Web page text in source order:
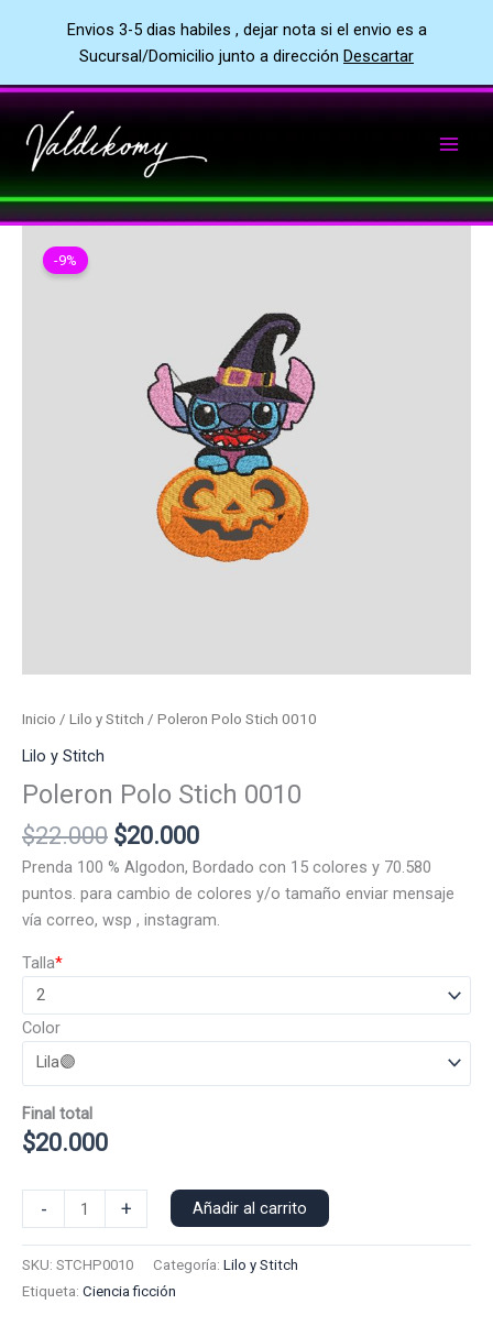
Envios 3-5 dias habiles , dejar nota si el envio es a
Sucursal/Domicilio junto a dirección Descartar
al
contenido
-9%
Inicio / Lilo y Stitch / Poleron Polo Stich 0010
Lilo y Stitch
Poleron Polo Stich 0010
$22.000 El
precio
original
era:
$20.000El
precio
actual
es:
Prenda 100 % Algodon, Bordado con 15 colores y 70.580
puntos. para cambio de colores y/o tamaño enviar mensaje
vía correo, wsp , instagram.
*
Talla
Color
Final total
$20.000
-
Polo
+ Añadir al carrito
SKU: STCHP0010 Categoría: Lilo y Stitch
Etiqueta: Ciencia ficción